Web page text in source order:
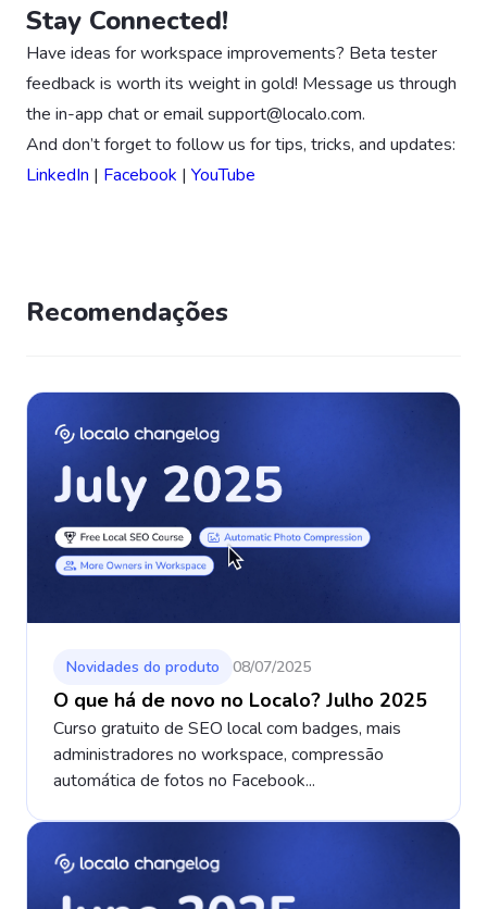
Stay Connected!
Have ideas for workspace improvements? Beta tester
feedback is worth its weight in gold! Message us through
the in-app chat or emailsupport@localo.com.
And don’t forget to follow us for tips, tricks, and updates:
LinkedIn | Facebook | YouTube
Recomendações
Novidades do produto 08/07/2025
O que há de novo no Localo? Julho 2025
Curso gratuito de SEO local com badges, mais
administradores no workspace, compressão
automática de fotos no Facebook...